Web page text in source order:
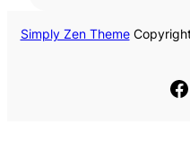
Simply Zen Theme